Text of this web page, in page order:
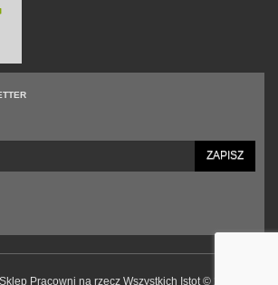
ZAPISZ
Sklep Pracowni na rzecz Wszystkich Istot © 2026